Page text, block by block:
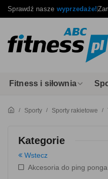
Sprawdź nasze wyprzedaże!
Fitness i siłownia
Sporty Sporty rakietowe
Kategorie
Wstecz
Akcesoria do ping ponga